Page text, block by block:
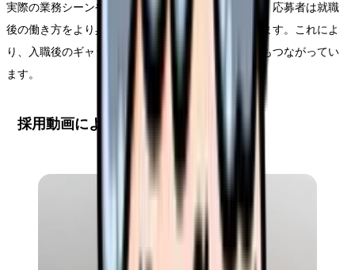
実際の業務シーンや施設の様子を映像で見ることで、応募者は就職
後の働き方をより具体的にイメージすることができます。これによ
り、入職後のギャップを軽減し、早期離職の防止にもつながってい
ます。
採用動画による具体的な効果